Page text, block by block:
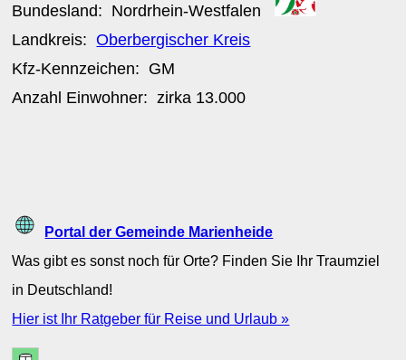
Bundesland: Nordrhein-Westfalen
Landkreis:Oberbergischer Kreis
Kfz-Kennzeichen: GM
Anzahl Einwohner: zirka 13.000
Portal der Gemeinde Marienheide
Was gibt es sonst noch für Orte? Finden Sie Ihr Traumziel
in Deutschland!
Hier ist Ihr Ratgeber für Reise und Urlaub »